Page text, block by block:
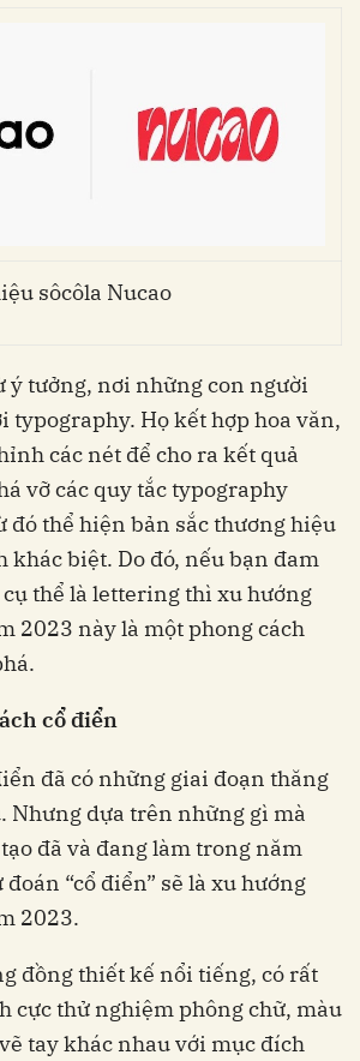
sôcôla Nucao
ý tưởng, nơi những con người
typography. Họ kết hợp hoa văn,
các nét để cho ra kết quả
vỡ các quy tắc typography
đó thể hiện bản sắc thương hiệu
khác biệt. Do đó, nếu bạn đam
thể là lettering thì xu hướng
2023 này là một phong cách
cổ điển
đã có những giai đoạn thăng
Nhưng dựa trên những gì mà
đã và đang làm trong năm
đoán “cổ điển” sẽ là xu hướng
2023.
đồng thiết kế nổi tiếng, có rất
cực thử nghiệm phông chữ, màu
tay khác nhau với mục đích